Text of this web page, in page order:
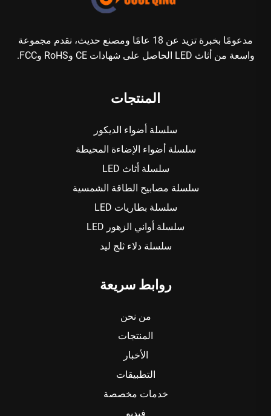
مدعومًا بخبرة تزيد عن 18 عامًا ومصنع حديث، نقدم مجموعة
واسعة من أثاث LED الحاصل على شهادات CE وRoHS وFCC.
المنتجات
سلسلة أضواء الديكور
سلسلة أضواء الإضاءة المحيطة
سلسلة أثاث LED
سلسلة مصابيح الطاقة الشمسية
سلسلة بطاريات LED
سلسلة أواني الزهور LED
سلسلة دلاء ثلج ليد
روابط سريعة
من نحن
المنتجات
الأخبار
التطبيقات
خدمات مخصصة
فيديو